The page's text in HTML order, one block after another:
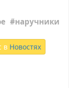
наручники
в Новостях